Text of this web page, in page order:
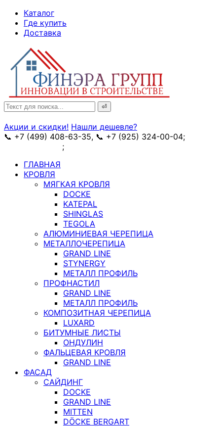
Skip
Content
Каталог
Где купить
Доставка
Search
for:
Акции и скидки! Нашли дешевле?
📞 +7 (499) 408-63-35, 📞 +7 (925) 324-00-04;
;
ГЛАВНАЯ
КРОВЛЯ
МЯГКАЯ КРОВЛЯ
DOCKE
KATEPAL
SHINGLAS
TEGOLA
АЛЮМИНИЕВАЯ ЧЕРЕПИЦА
МЕТАЛЛОЧЕРЕПИЦА
GRAND LINE
STYNERGY
МЕТАЛЛ ПРОФИЛЬ
ПРОФНАСТИЛ
GRAND LINE
МЕТАЛЛ ПРОФИЛЬ
КОМПОЗИТНАЯ ЧЕРЕПИЦА
LUXARD
БИТУМНЫЕ ЛИСТЫ
ОНДУЛИН
ФАЛЬЦЕВАЯ КРОВЛЯ
GRAND LINE
ФАСАД
САЙДИНГ
DOCKE
GRAND LINE
MITTEN
DÖCKE BERGART